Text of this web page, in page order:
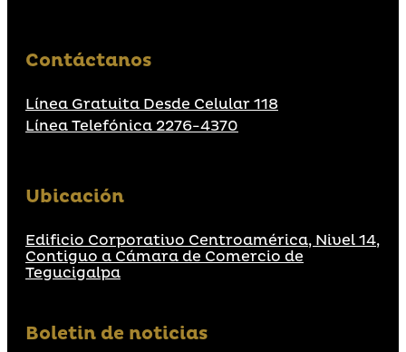
Contáctanos
Línea Gratuita Desde Celular 118
Línea Telefónica 2276-4370
Ubicación
Edificio Corporativo Centroamérica, Nivel 14,
Contiguo a Cámara de Comercio de
Tegucigalpa
Boletin de noticias